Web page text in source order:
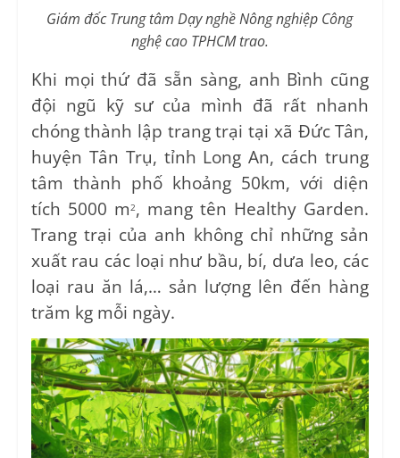
Giám đốc Trung tâm Dạy nghề Nông nghiệp Công
nghệ cao TPHCM trao.
Khi mọi thứ đã sẵn sàng, anh Bình cũng
đội ngũ kỹ sư của mình đã rất nhanh
chóng thành lập trang trại tại xã Đức Tân,
huyện Tân Trụ, tỉnh Long An, cách trung
tâm thành phố khoảng 50km, với diện
tích 5000 m 2, mang tên Healthy Garden.
Trang trại của anh không chỉ những sản
xuất rau các loại như bầu, bí, dưa leo, các
loại rau ăn lá,… sản lượng lên đến hàng
trăm kg mỗi ngày.